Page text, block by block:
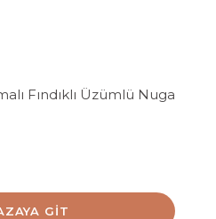
Fındıklı Üzümlü Nuga
GIT